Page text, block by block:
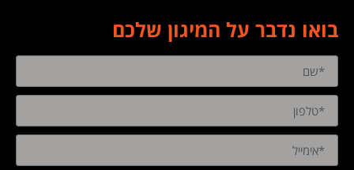
בואו נדבר על המיגון שלכם